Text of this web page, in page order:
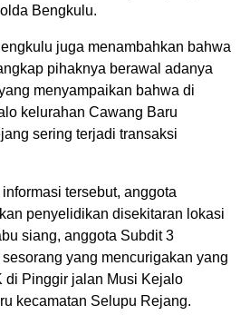
Bengkulu.
juga menambahkan bahwa
pihaknya berawal adanya
menyampaikan bahwa di
kelurahan Cawang Baru
sering terjadi transaksi
tersebut, anggota
penyelidikan disekitaran lokasi
siang, anggota Subdit 3
yang mencurigakan yang
di Pinggir jalan Musi Kejalo
kecamatan Selupu Rejang.